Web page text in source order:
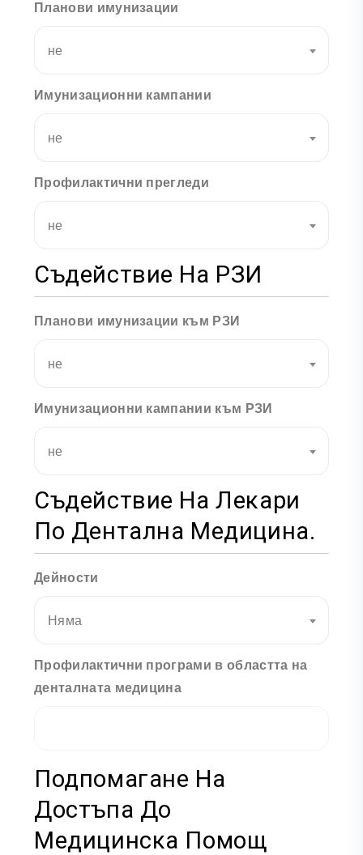
Планови имунизации
не
Имунизационни кампании
не
Профилактични прегледи
не
Съдействие На РЗИ
Планови имунизации към РЗИ
не
Имунизационни кампании към РЗИ
не
Съдействие На Лекари
По Дентална Медицина.
Дейности
Няма
Профилактични програми в областта на
денталната медицина
Подпомагане На
Достъпа До
Медицинска Помощ